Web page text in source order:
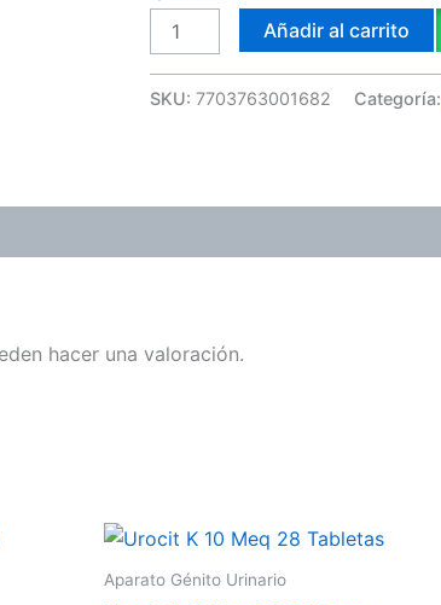
Añadir al carrito
SKU: 7703763001682 Categoría:
hacer una valoración.
Aparato Génito Urinario